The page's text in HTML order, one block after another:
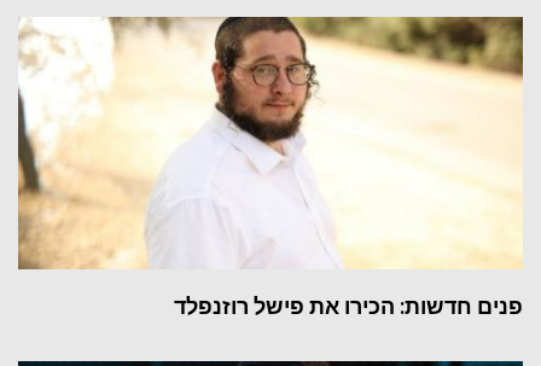
פנים חדשות: הכירו את פישל רוזנפלד